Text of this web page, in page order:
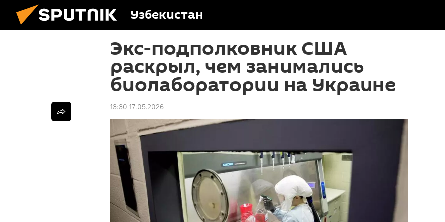
Узбекистан
Экс-подполковник США
раскрыл, чем занимались
биолаборатории на Украине
13:30 17.05.2026